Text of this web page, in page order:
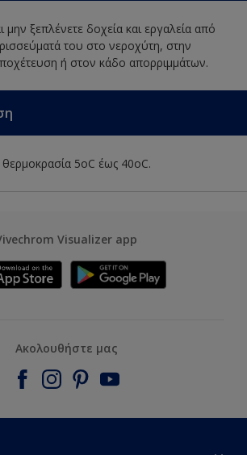
μην ξεπλένετε δοχεία και εργαλεία από
του στο νεροχύτη, στην
ή στον κάδο απορριμμάτων.
5οC έως 40οC.
Visualizer app
Ακολουθήστε μας